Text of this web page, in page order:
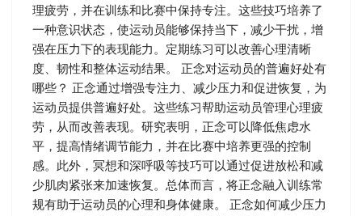
理疲劳，并在训练和比赛中保持专注。这些技巧培养了
一种意识状态，使运动员能够保持当下，减少干扰，增
强在压力下的表现能力。定期练习可以改善心理清晰
度、韧性和整体运动结果。 正念对运动员的普遍好处有
哪些？ 正念通过增强专注力、减少压力和促进恢复，为
运动员提供普遍好处。这些练习帮助运动员管理心理疲
劳，从而改善表现。研究表明，正念可以降低焦虑水
平，提高情绪调节能力，并在比赛中培养更强的控制
感。此外，冥想和深呼吸等技巧可以通过促进放松和减
少肌肉紧张来加速恢复。总体而言，将正念融入训练常
规有助于运动员的心理和身体健康。 正念如何减少压力